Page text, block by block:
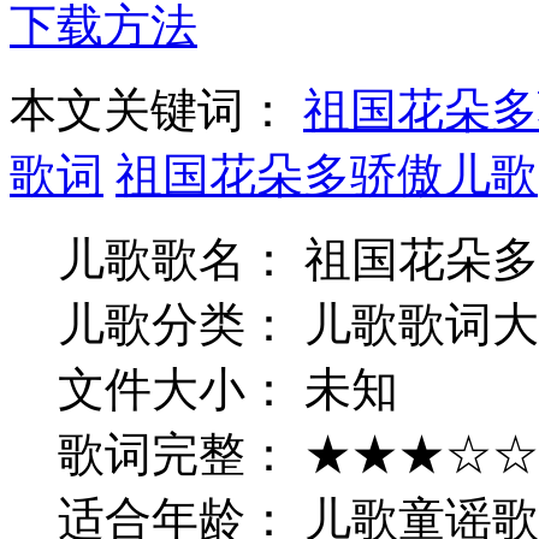
下载方法
本文关键词： 祖国花朵
歌词 祖国花朵多骄傲儿歌
儿歌歌名： 祖国花朵
儿歌分类： 儿歌歌词
文件大小： 未知
歌词完整： ★★★☆☆
适合年龄： 儿歌童谣